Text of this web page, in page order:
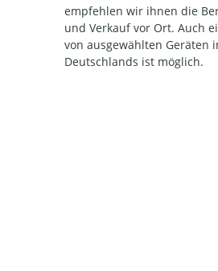
empfehlen wir ihnen die
und Verkauf vor Ort. Auch
von ausgewählten Geräten
Deutschlands ist möglich.